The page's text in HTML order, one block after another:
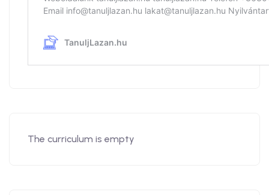
The curriculum is empty